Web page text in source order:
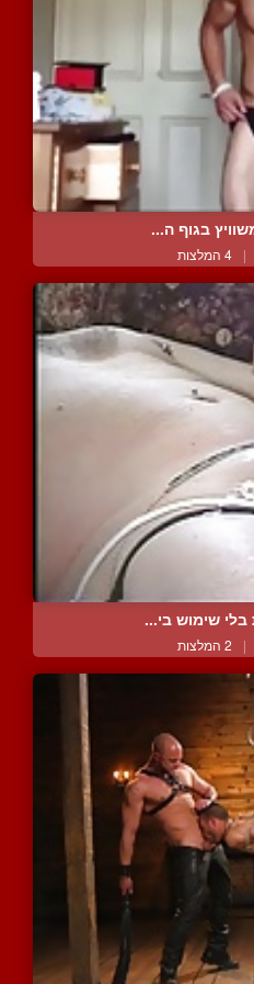
בגוף ה...
| 4 המלצות
שימוש בי...
| 2 המלצות